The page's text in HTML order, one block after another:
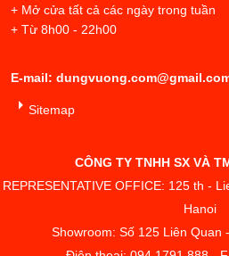
+ Mở cửa tất cả các ngày trong tuần
+ Từ 8h00 - 22h00
E-mail:
Sitemap
CÔNG TY TNHH SX VÀ
REPRESENTATIVE OFFICE: 125 th -
Hanoi
Showroom: Số 125 Liên Quan